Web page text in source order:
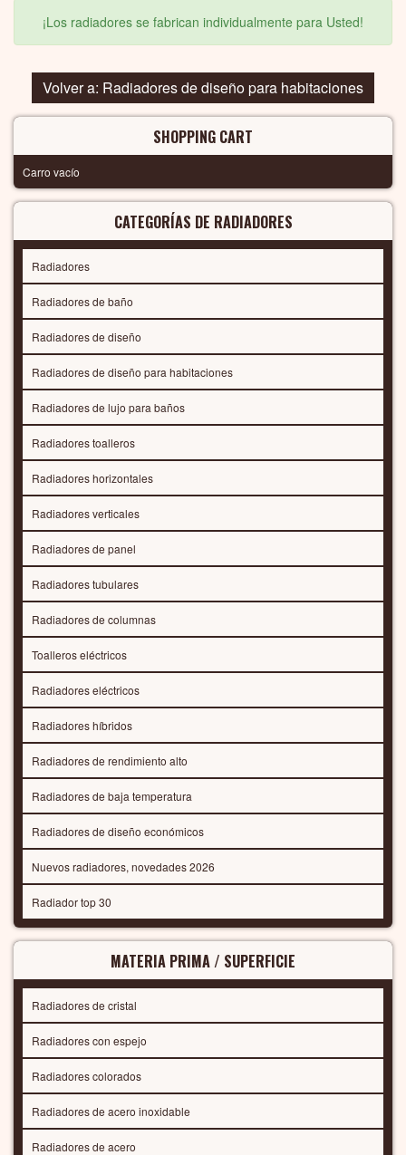
¡Los radiadores se fabrican individualmente para Usted!
Volver a: Radiadores de diseño para habitaciones
SHOPPING CART
Carro vacío
CATEGORÍAS DE RADIADORES
Radiadores
Radiadores de baño
Radiadores de diseño
Radiadores de diseño para habitaciones
Radiadores de lujo para baños
Radiadores toalleros
Radiadores horizontales
Radiadores verticales
Radiadores de panel
Radiadores tubulares
Radiadores de columnas
Toalleros eléctricos
Radiadores eléctricos
Radiadores híbridos
Radiadores de rendimiento alto
Radiadores de baja temperatura
Radiadores de diseño económicos
Nuevos radiadores, novedades 2026
Radiador top 30
MATERIA PRIMA / SUPERFICIE
Radiadores de cristal
Radiadores con espejo
Radiadores colorados
Radiadores de acero inoxidable
Radiadores de acero